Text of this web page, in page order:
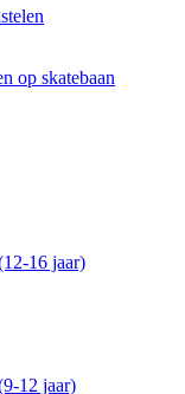
16 jaar)
12 jaar)